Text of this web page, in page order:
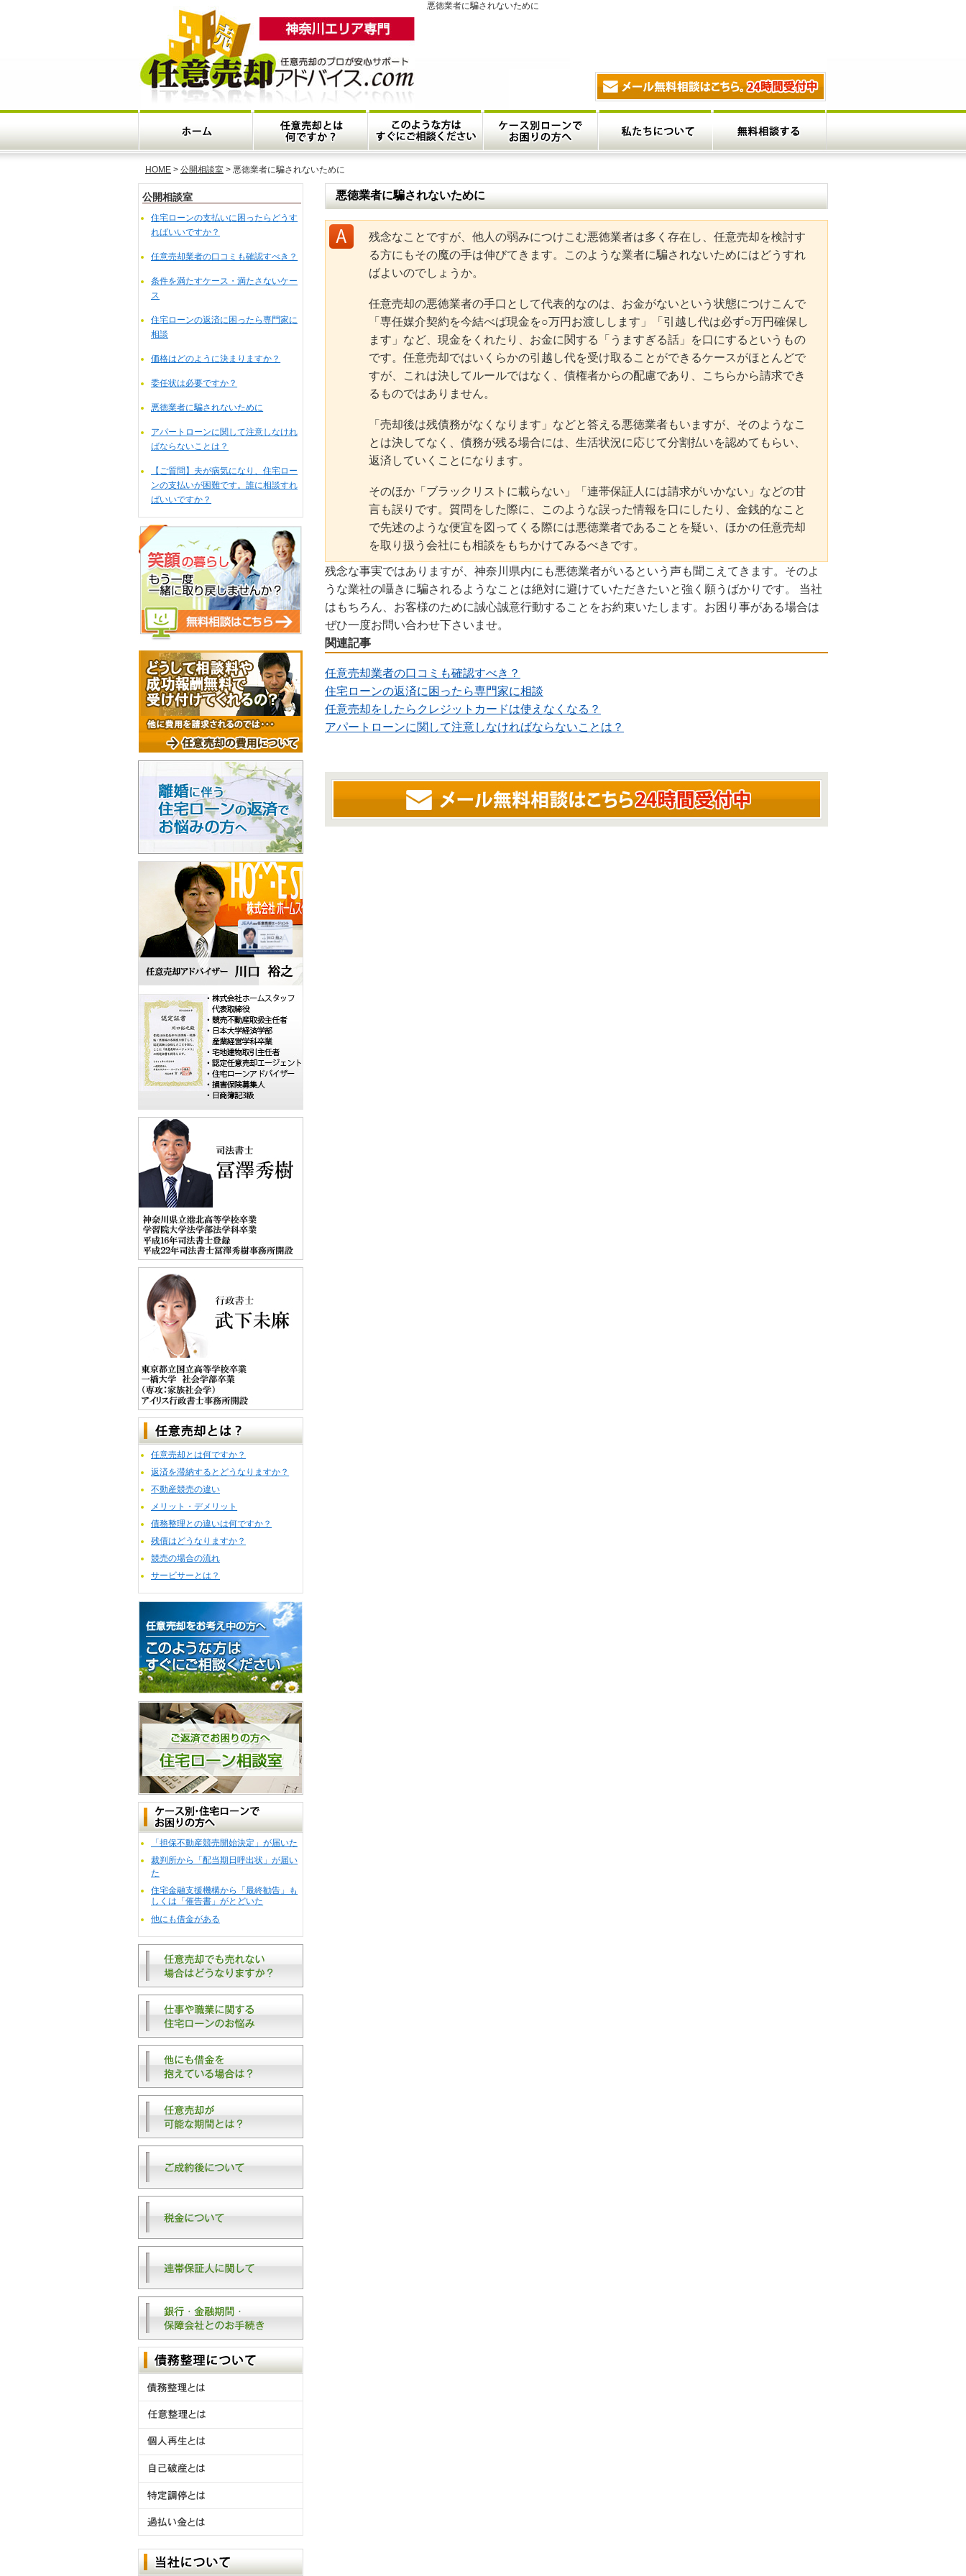
悪徳業者に騙されないために
HOME > 公開相談室 > 悪徳業者に騙されないために
悪徳業者に騙されないために
残念なことですが、他人の弱みにつけこむ悪徳業者は多く存在し、任意売却を検討す
る方にもその魔の手は伸びてきます。このような業者に騙されないためにはどうすれ
ばよいのでしょうか。
任意売却の悪徳業者の手口として代表的なのは、お金がないという状態につけこんで
「専任媒介契約を今結べば現金を○万円お渡しします」「引越し代は必ず○万円確保し
ます」など、現金をくれたり、お金に関する「うますぎる話」を口にするというもの
です。任意売却ではいくらかの引越し代を受け取ることができるケースがほとんどで
すが、これは決してルールではなく、債権者からの配慮であり、こちらから請求でき
るものではありません。
「売却後は残債務がなくなります」などと答える悪徳業者もいますが、そのようなこ
とは決してなく、債務が残る場合には、生活状況に応じて分割払いを認めてもらい、
返済していくことになります。
そのほか「ブラックリストに載らない」「連帯保証人には請求がいかない」などの甘
言も誤りです。質問をした際に、このような誤った情報を口にしたり、金銭的なこと
で先述のような便宜を図ってくる際には悪徳業者であることを疑い、ほかの任意売却
を取り扱う会社にも相談をもちかけてみるべきです。
残念な事実ではありますが、神奈川県内にも悪徳業者がいるという声も聞こえてきます。そのよ
うな業社の囁きに騙されるようなことは絶対に避けていただきたいと強く願うばかりです。 当社
はもちろん、お客様のために誠心誠意行動することをお約束いたします。お困り事がある場合は
ぜひ一度お問い合わせ下さいませ。
関連記事
任意売却業者の口コミも確認すべき？
住宅ローンの返済に困ったら専門家に相談
任意売却をしたらクレジットカードは使えなくなる？
アパートローンに関して注意しなければならないことは？
公開相談室
住宅ローンの支払いに困ったらどうす
ればいいですか？
任意売却業者の口コミも確認すべき？
条件を満たすケース・満たさないケー
ス
住宅ローンの返済に困ったら専門家に
相談
価格はどのように決まりますか？
委任状は必要ですか？
悪徳業者に騙されないために
アパートローンに関して注意しなけれ
ばならないことは？
【ご質問】夫が病気になり、住宅ロー
ンの支払いが困難です。誰に相談すれ
ばいいですか？
任意売却とは何ですか？
返済を滞納するとどうなりますか？
不動産競売の違い
メリット・デメリット
債務整理との違いは何ですか？
残債はどうなりますか？
競売の場合の流れ
サービサーとは？
「担保不動産競売開始決定」が届いた
裁判所から「配当期日呼出状」が届い
た
住宅金融支援機構から「最終勧告」も
しくは「催告書」がとどいた
他にも借金がある